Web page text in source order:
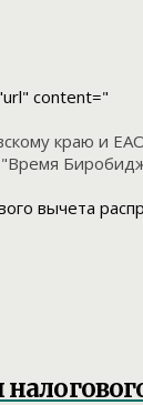
content="
краю и